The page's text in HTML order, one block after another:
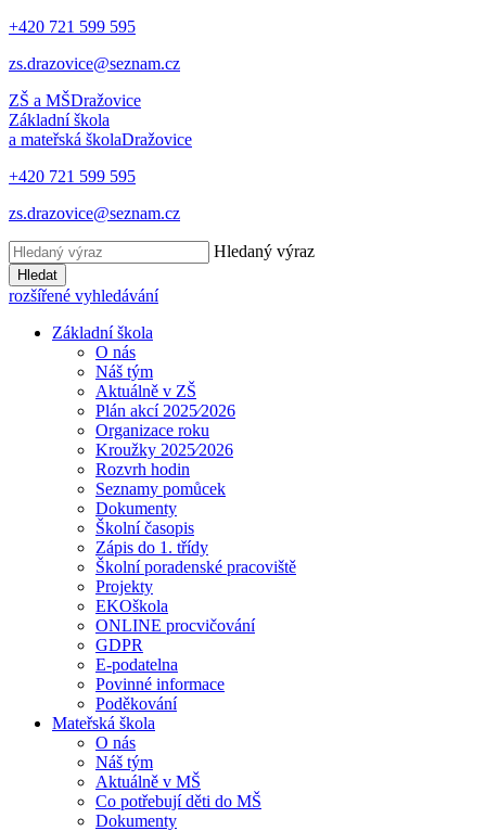
+420 721 599 595
zs.drazovice@seznam.cz
ZŠ a MŠDražovice
Základní škola
a mateřská školaDražovice
+420 721 599 595
zs.drazovice@seznam.cz
Hledaný výraz
Hledat
rozšířené vyhledávání
Základní škola
O nás
Náš tým
Aktuálně v ZŠ
Plán akcí 2025⁄2026
Organizace roku
Kroužky 2025⁄2026
Rozvrh hodin
Seznamy pomůcek
Dokumenty
Školní časopis
Zápis do 1. třídy
Školní poradenské pracoviště
Projekty
EKOškola
ONLINE procvičování
GDPR
E-podatelna
Povinné informace
Poděkování
Mateřská škola
O nás
Náš tým
Aktuálně v MŠ
Co potřebují děti do MŠ
Dokumenty